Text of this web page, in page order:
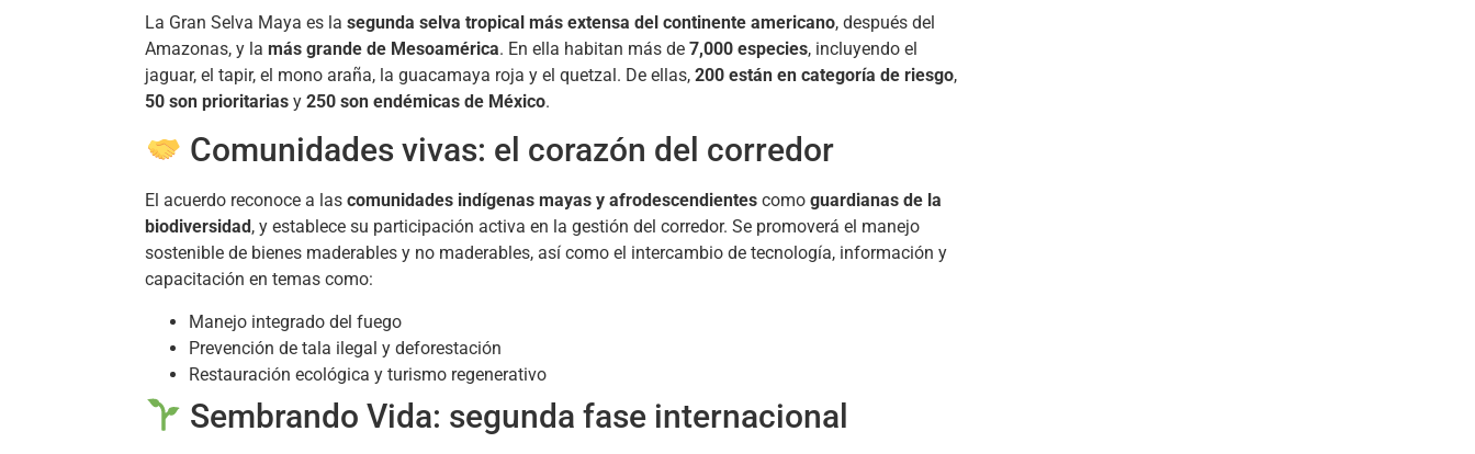
La Gran Selva Maya es la segunda selva tropical más extensa del continente americano, después del
Amazonas, y la más grande de Mesoamérica. En ella habitan más de 7,000 especies, incluyendo el
jaguar, el tapir, el mono araña, la guacamaya roja y el quetzal. De ellas, 200 están en categoría de riesgo,
50 son prioritarias y 250 son endémicas de México.
Comunidades vivas: el corazón del corredor
El acuerdo reconoce a las comunidades indígenas mayas y afrodescendientes como guardianas de la
biodiversidad , y establece su participación activa en la gestión del corredor. Se promoverá el manejo
sostenible de bienes maderables y no maderables, así como el intercambio de tecnología, información y
capacitación en temas como:
Manejo integrado del fuego
Prevención de tala ilegal y deforestación
Restauración ecológica y turismo regenerativo
Sembrando Vida: segunda fase internacional